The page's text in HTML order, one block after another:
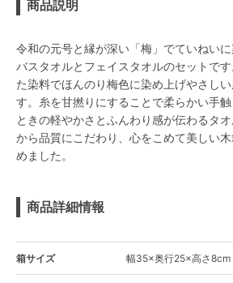
商品説明
令和の元号と縁が深い「梅」でていねい
バスタオルとフェイスタオルのセットで
た染料でほんのり梅色に染め上げやさし
す。糸を甘撚りにすることで柔らかい手
ときの軽やかさとふんわり感が伝わるタ
から品質にこだわり、心をこめて美しい
めました。
商品詳細情報
箱サイズ 幅35×奥行25×高さ8cm